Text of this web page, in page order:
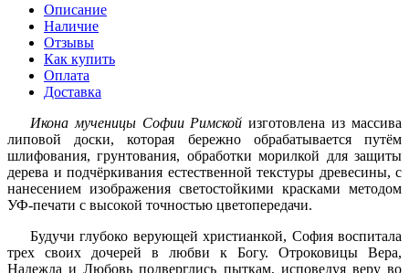
Описание
Наличие
Отзывы
Как купить
Оплата
Доставка
Икона мученицы Софии Римской изготовлена из массива
липовой доски, которая бережно обрабатывается путём
шлифования, грунтования, обработки морилкой для защиты
дерева и подчёркивания естественной текстуры древесины, с
нанесением изображения светостойкими красками методом
УФ-печати с высокой точностью цветопередачи.
Будучи глубоко верующей христианкой, София воспитала
трех своих дочерей в любви к Богу. Отроковицы Вера,
Надежда и Любовь подверглись пыткам, исповедуя веру во